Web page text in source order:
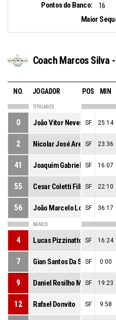
Pontos do Banco:
16
Coach Marcos Silva
NO. JOGADOR POS MIN
TITULARES
0 João Vitor Neves SF 25:14
2 Nicolar José Arenas
SF 23:36
41 Joaquim Gabriel Dos Santos
SF 16:07
55 Cesar Coletti FilhoSF 22:10
56 SF 36:17
BANCO
4 Lucas Pizzinatto Silva
SF 16:24
7 Gian Santos Da Silva
SF 0:00
9 Daniel Rosilho Medeiros
SF 19:23
12 Rafael Donvito SF 9:58